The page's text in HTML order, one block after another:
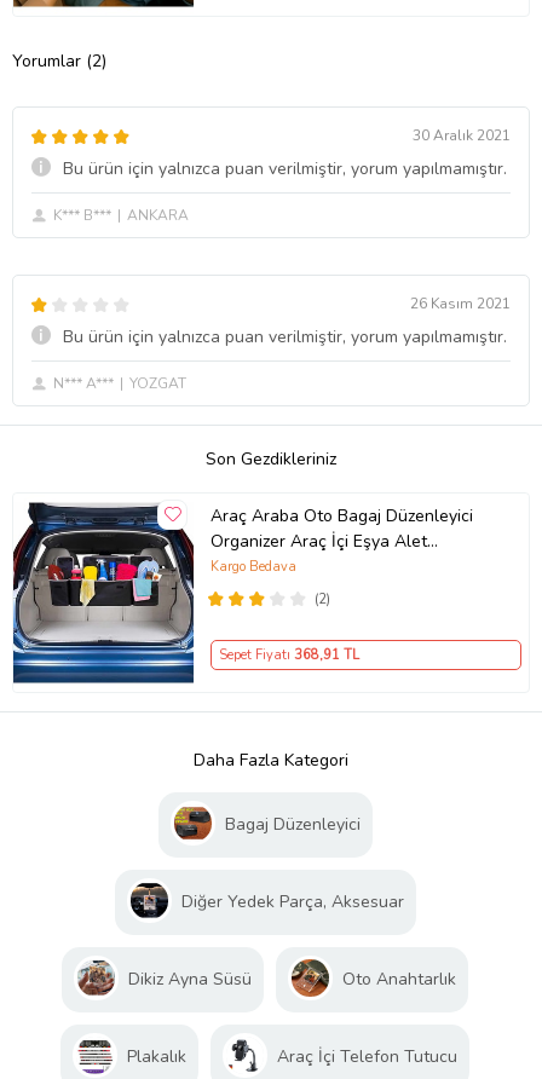
Yorumlar (2)
30 Aralık 2021
Bu ürün için yalnızca puan verilmiştir, yorum yapılmamıştır.
K*** B*** ANKARA
26 Kasım 2021
Bu ürün için yalnızca puan verilmiştir, yorum yapılmamıştır.
N*** A*** YOZGAT
Son Gezdikleriniz
Araç Araba Oto Bagaj Düzenleyici
Organizer Araç İçi Eşya Alet
Düzenleyici Çanta 4 Cepli Organizer
(2)
Kargo Bedava
Sepet Fiyatı 368,91 TL
Daha Fazla Kategori
Bagaj Düzenleyici
Diğer Yedek Parça, Aksesuar
Dikiz Ayna Süsü Oto Anahtarlık
Plakalık Araç İçi Telefon Tutucu